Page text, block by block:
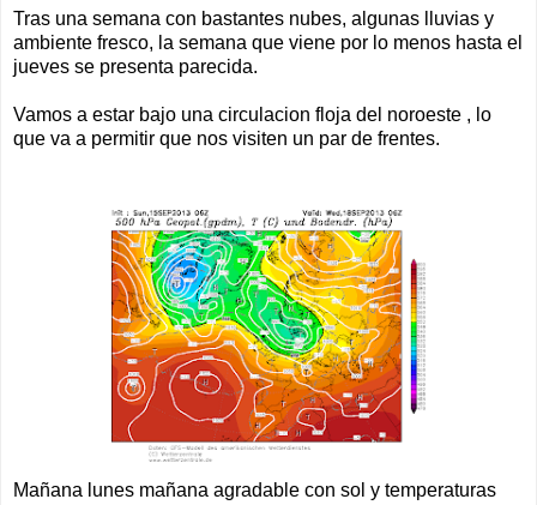
Tras una semana con bastantes nubes, algunas lluvias y
ambiente fresco, la semana que viene por lo menos hasta el
jueves se presenta parecida.
Vamos a estar bajo una circulacion floja del noroeste , lo
que va a permitir que nos visiten un par de frentes.
Mañana lunes mañana agradable con sol y temperaturas